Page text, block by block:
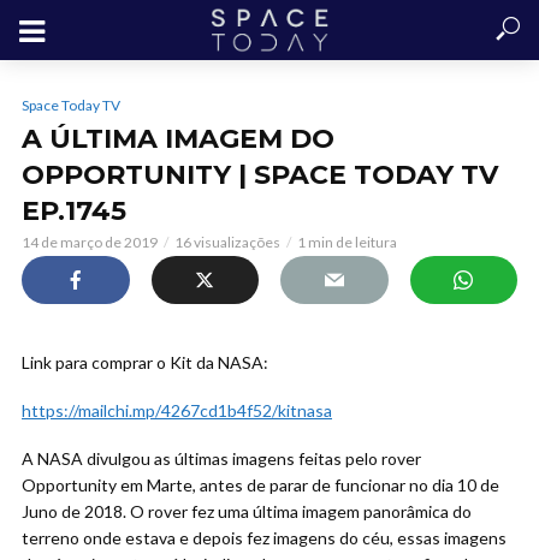
Space Today TV
A ÚLTIMA IMAGEM DO
OPPORTUNITY | SPACE TODAY TV
EP.1745
14 de março de 2019 16 visualizações 1 min de leitura
Link para comprar o Kit da NASA:
https://mailchi.mp/4267cd1b4f52/kitnasa
A NASA divulgou as últimas imagens feitas pelo rover
Opportunity em Marte, antes de parar de funcionar no dia 10 de
Juno de 2018. O rover fez uma última imagem panorâmica do
terreno onde estava e depois fez imagens do céu, essas imagens